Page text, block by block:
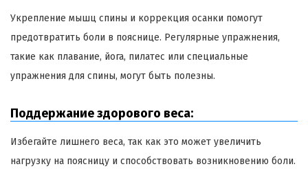
Укрепление мышц спины и коррекция осанки помогут
предотвратить боли в пояснице. Регулярные упражнения,
такие как плавание, йога, пилатес или специальные
упражнения для спины, могут быть полезны.
Поддержание здорового веса:
Избегайте лишнего веса, так как это может увеличить
нагрузку на поясницу и способствовать возникновению боли.